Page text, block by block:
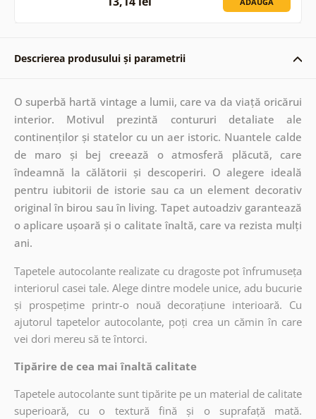
Descrierea produsului și parametrii
O superbă hartă vintage a lumii, care va da viață oricărui
interior. Motivul prezintă contururi detaliate ale
continenților și statelor cu un aer istoric. Nuantele calde
de maro și bej creează o atmosferă plăcută, care
îndeamnă la călătorii și descoperiri. O alegere ideală
pentru iubitorii de istorie sau ca un element decorativ
original în birou sau în living. Tapet autoadziv garantează
o aplicare ușoară și o calitate înaltă, care va rezista mulți
ani.
Tapetele autocolante realizate cu dragoste pot înfrumuseța
interiorul casei tale. Alege dintre modele unice, adu bucurie
și prospețime printr-o nouă decorațiune interioară. Cu
ajutorul tapetelor autocolante, poți crea un cămin în care
vei dori mereu să te întorci.
Tipărire de cea mai înaltă calitate
Tapetele autocolante sunt tipărite pe un material de calitate
superioară, cu o textură fină și o suprafață mată.